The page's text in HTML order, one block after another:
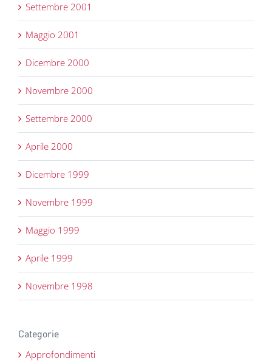
Settembre 2001
Maggio 2001
Dicembre 2000
Novembre 2000
Settembre 2000
Aprile 2000
Dicembre 1999
Novembre 1999
Maggio 1999
Aprile 1999
Novembre 1998
Categorie
Approfondimenti